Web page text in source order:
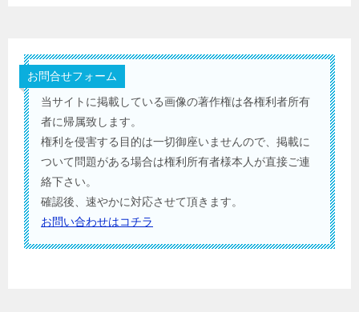
お問合せフォーム
当サイトに掲載している画像の著作権は各権利者所有
者に帰属致します。
権利を侵害する目的は一切御座いませんので、掲載に
ついて問題がある場合は権利所有者様本人が直接ご連
絡下さい。
確認後、速やかに対応させて頂きます。
お問い合わせはコチラ